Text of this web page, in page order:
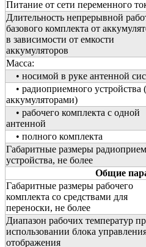
Питание от сети переменного
Длительность непрерывной
базового комплекта от
в зависимости от емкости
аккумуляторов
Масса:
• носимой в руке антенной
• радиоприемного устройства
аккумуляторами)
• рабочего комплекта с одной
антенной
• полного комплекта
Габаритные размеры
устройства, не более
Общие
Габаритные размеры рабочего
комплекта со средствами для
переноски, не более
Диапазон рабочих температур
использовании блока
отображения